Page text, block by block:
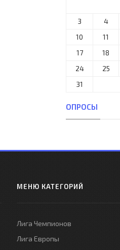
3
4
10
11
17
18
24
25
31
ОПРОСЫ
МЕНЮ КАТЕГОРИЙ
Лига Чемпионов
Лига Европы